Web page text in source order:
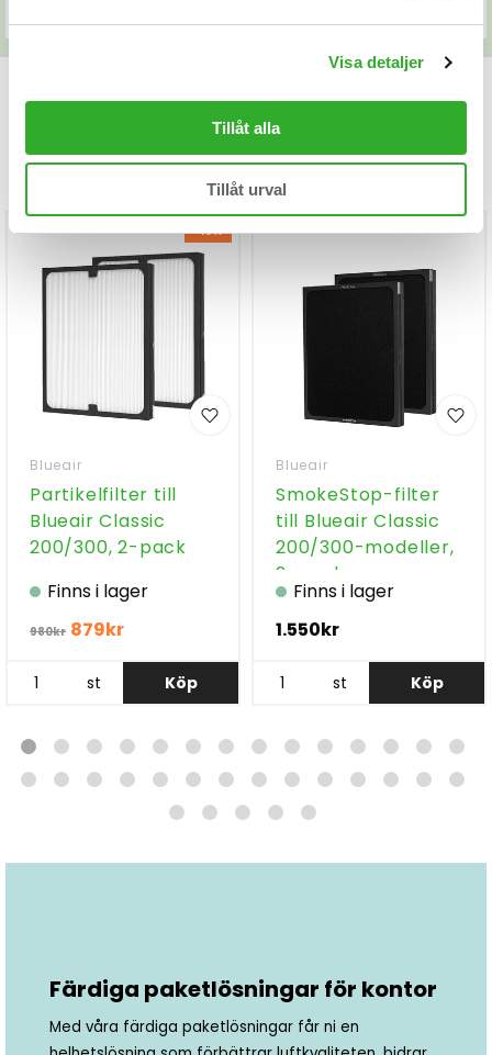
Visa detaljer
Tillåt alla
Tillåt urval
Filter till luftrenare
Nedan ser du ett urval av filter,klicka här för att se samtliga
filter
-10%
Blueair
Partikelfilter till
Blueair Classic
200/300, 2-pack
Finns i lager
980kr 879kr
st Köp
Blueair
SmokeStop-filter
till Blueair Classic
200/300-modeller,
2-pack
Finns i lager
1.550kr
st Köp
Färdiga paketlösningar för kontor
Med våra färdiga paketlösningar får ni en